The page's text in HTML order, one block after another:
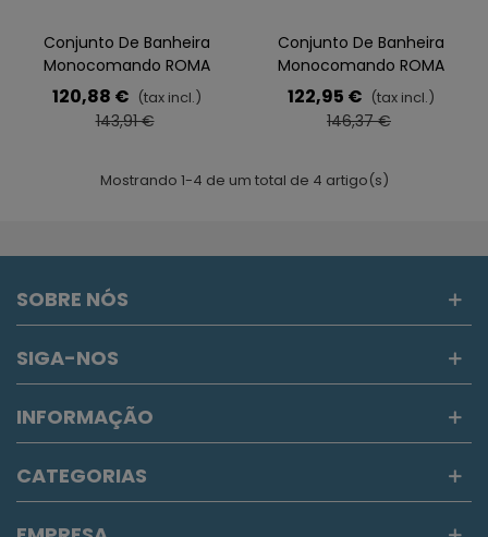
Conjunto De Banheira
Monocomando ROMA
Ouro Escovado
120,88 € (tax incl.)
143,91 €
Conjunto De Banheira
Monocomando ROMA
Ouro Rosa Escovado
122,95 € (tax incl.)
146,37 €
Mostrando 1-4 de um total de 4 artigo(s)
SOBRE NÓS
SIGA-NOS
INFORMAÇÃO
CATEGORIAS